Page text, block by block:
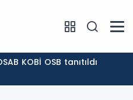
KOBİ OSB tanıtıldı